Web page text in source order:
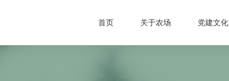
首页 关于农场 党建文化